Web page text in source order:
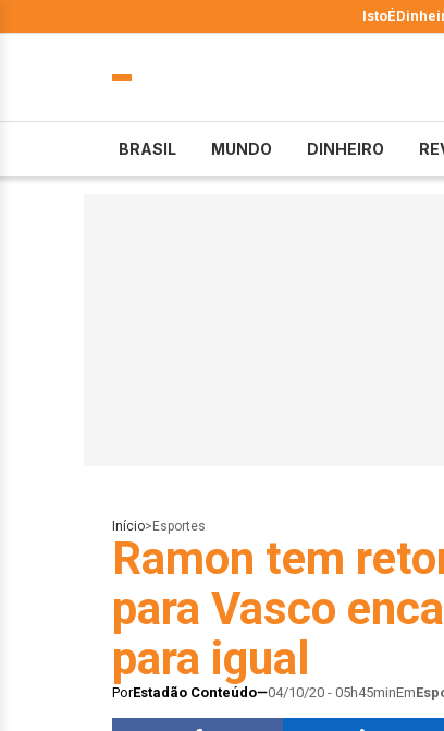
IstoÉ
BRASIL MUNDO DINHEIRO
Início> Esportes
Ramon tem
para Vasco
para igual
PorEstadão Conteúdo 04/10/20 - 05h45minEm